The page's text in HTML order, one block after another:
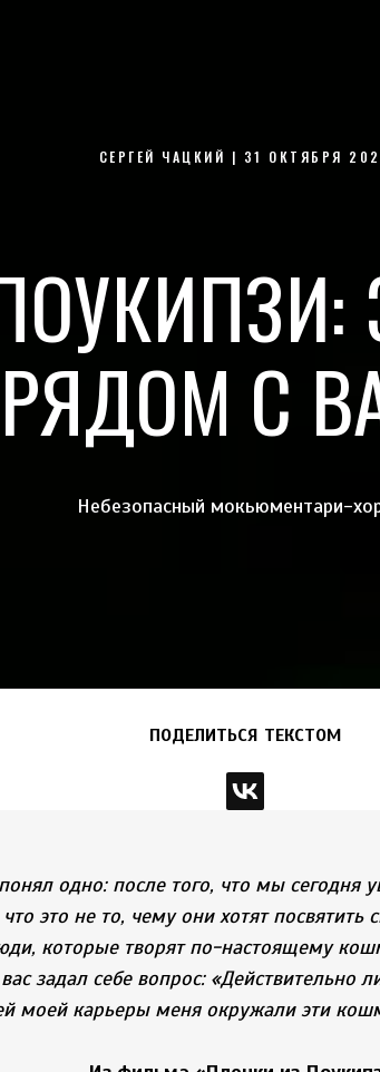
СЕРГЕЙ ЧАЦКИЙ | 31 ОКТЯБРЯ
РЯДОМ С
Небезопасный мокьюментари-
ПОДЕЛИТЬСЯ ТЕКСТОМ
одно: после того, что мы сегодня
это не то, чему они хотят посвятить
которые творят по-настоящему
задал себе вопрос: «Действительно
моей карьеры меня окружали эти